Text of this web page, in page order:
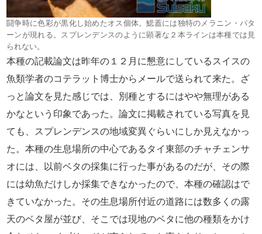
闘争時に色彩が黒化し始めたオス個体。鰓蓋には独特のメラニン・パタ
ーンが現れる。スプレンデンスのように顕著な２本ラインは本種では見
られない。
本種の記載論文は昨年の１２月に懇意にしているスイスの
魚類学者のコテラット博士からメールで送られて来た。ざ
っと論文を見た感じでは、別種とするにはやや無理がある
かなという印象であった。論文に掲載されている写真を見
ても、スプレンデンスの地域変異ぐらいにしか見えなかっ
た。本種の生息場所の中心であるタイ東部のチャチェンサ
オには、以前ベタの採集に行った事があるのだが、その際
には幼魚だけしか採集できなかったので、本種の確認はで
きていなかった。その生息場所付近の道路には数多くの露
天のベタ屋が並び、そこでは現地のベタに他の種類をかけ